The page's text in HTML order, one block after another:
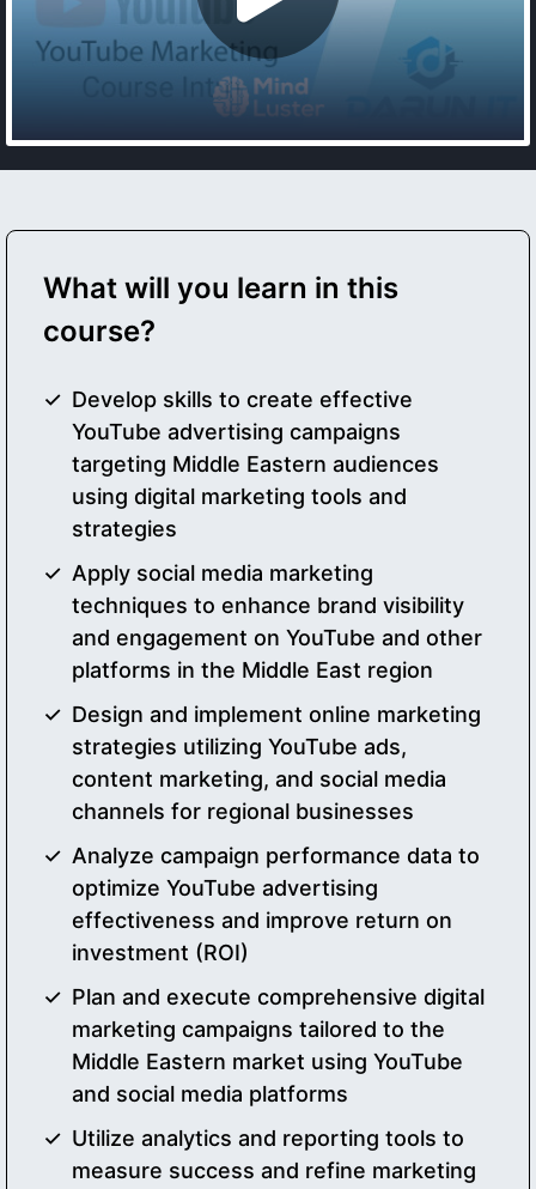
What will you learn in this
course?
Develop skills to create effective
YouTube advertising campaigns
targeting Middle Eastern audiences
using digital marketing tools and
strategies
Apply social media marketing
techniques to enhance brand visibility
and engagement on YouTube and other
platforms in the Middle East region
Design and implement online marketing
strategies utilizing YouTube ads,
content marketing, and social media
channels for regional businesses
Analyze campaign performance data to
optimize YouTube advertising
effectiveness and improve return on
investment (ROI)
Plan and execute comprehensive digital
marketing campaigns tailored to the
Middle Eastern market using YouTube
and social media platforms
Utilize analytics and reporting tools to
measure success and refine marketing